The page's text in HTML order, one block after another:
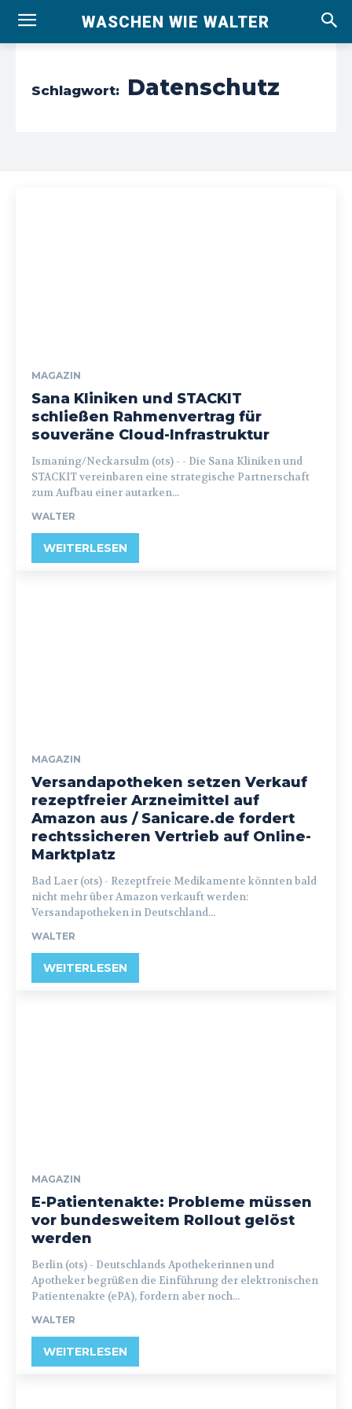
WASCHEN WIE WALTER
Schlagwort: Datenschutz
MAGAZIN
Sana Kliniken und STACKIT
schließen Rahmenvertrag für
souveräne Cloud-Infrastruktur
Ismaning/Neckarsulm (ots) - - Die Sana Kliniken und
STACKIT vereinbaren eine strategische Partnerschaft
zum Aufbau einer autarken...
WALTER
WEITERLESEN
MAGAZIN
Versandapotheken setzen Verkauf
rezeptfreier Arzneimittel auf
Amazon aus / Sanicare.de fordert
rechtssicheren Vertrieb auf Online-
Marktplatz
Bad Laer (ots) - Rezeptfreie Medikamente könnten bald
nicht mehr über Amazon verkauft werden:
Versandapotheken in Deutschland...
WALTER
WEITERLESEN
MAGAZIN
E-Patientenakte: Probleme müssen
vor bundesweitem Rollout gelöst
werden
Berlin (ots) - Deutschlands Apothekerinnen und
Apotheker begrüßen die Einführung der elektronischen
Patientenakte (ePA), fordern aber noch...
WALTER
WEITERLESEN